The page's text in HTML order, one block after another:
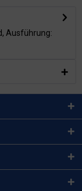
Ausführung: